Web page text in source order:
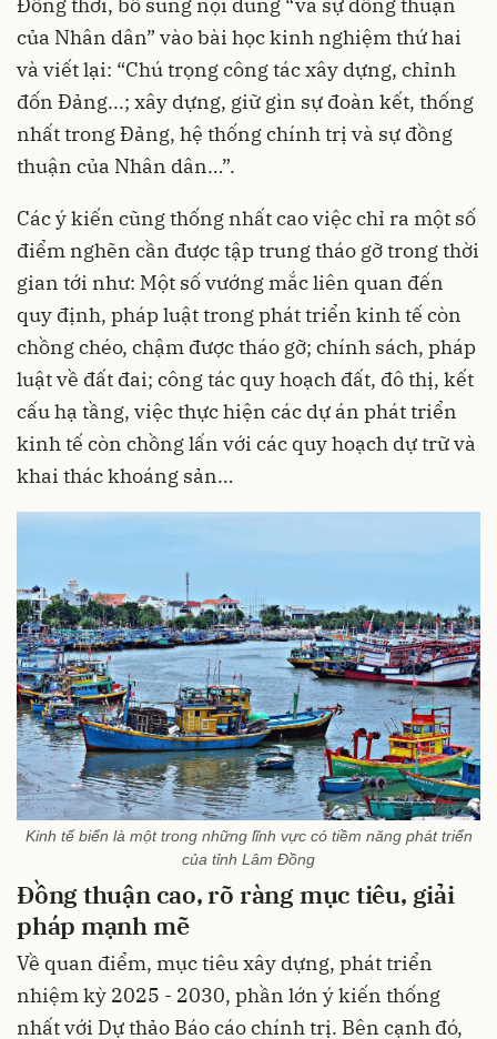
của Nhân dân” vào bài học kinh nghiệm thứ hai
và viết lại: “Chú trọng công tác xây dựng, chỉnh
đốn Đảng...; xây dựng, giữ gìn sự đoàn kết, thống
nhất trong Đảng, hệ thống chính trị và sự đồng
thuận của Nhân dân…”.
Các ý kiến cũng thống nhất cao việc chỉ ra một số
điểm nghẽn cần được tập trung tháo gỡ trong thời
gian tới như: Một số vướng mắc liên quan đến
quy định, pháp luật trong phát triển kinh tế còn
chồng chéo, chậm được tháo gỡ; chính sách, pháp
luật về đất đai; công tác quy hoạch đất, đô thị, kết
cấu hạ tầng, việc thực hiện các dự án phát triển
kinh tế còn chồng lấn với các quy hoạch dự trữ và
khai thác khoáng sản…
Kinh tế biển là một trong những lĩnh vực có tiềm năng phát triển
của tỉnh Lâm Đồng
Đồng thuận cao, rõ ràng mục tiêu, giải
pháp mạnh mẽ
Về quan điểm, mục tiêu xây dựng, phát triển
nhiệm kỳ 2025 - 2030, phần lớn ý kiến thống
nhất với Dự thảo Báo cáo chính trị. Bên cạnh đó,